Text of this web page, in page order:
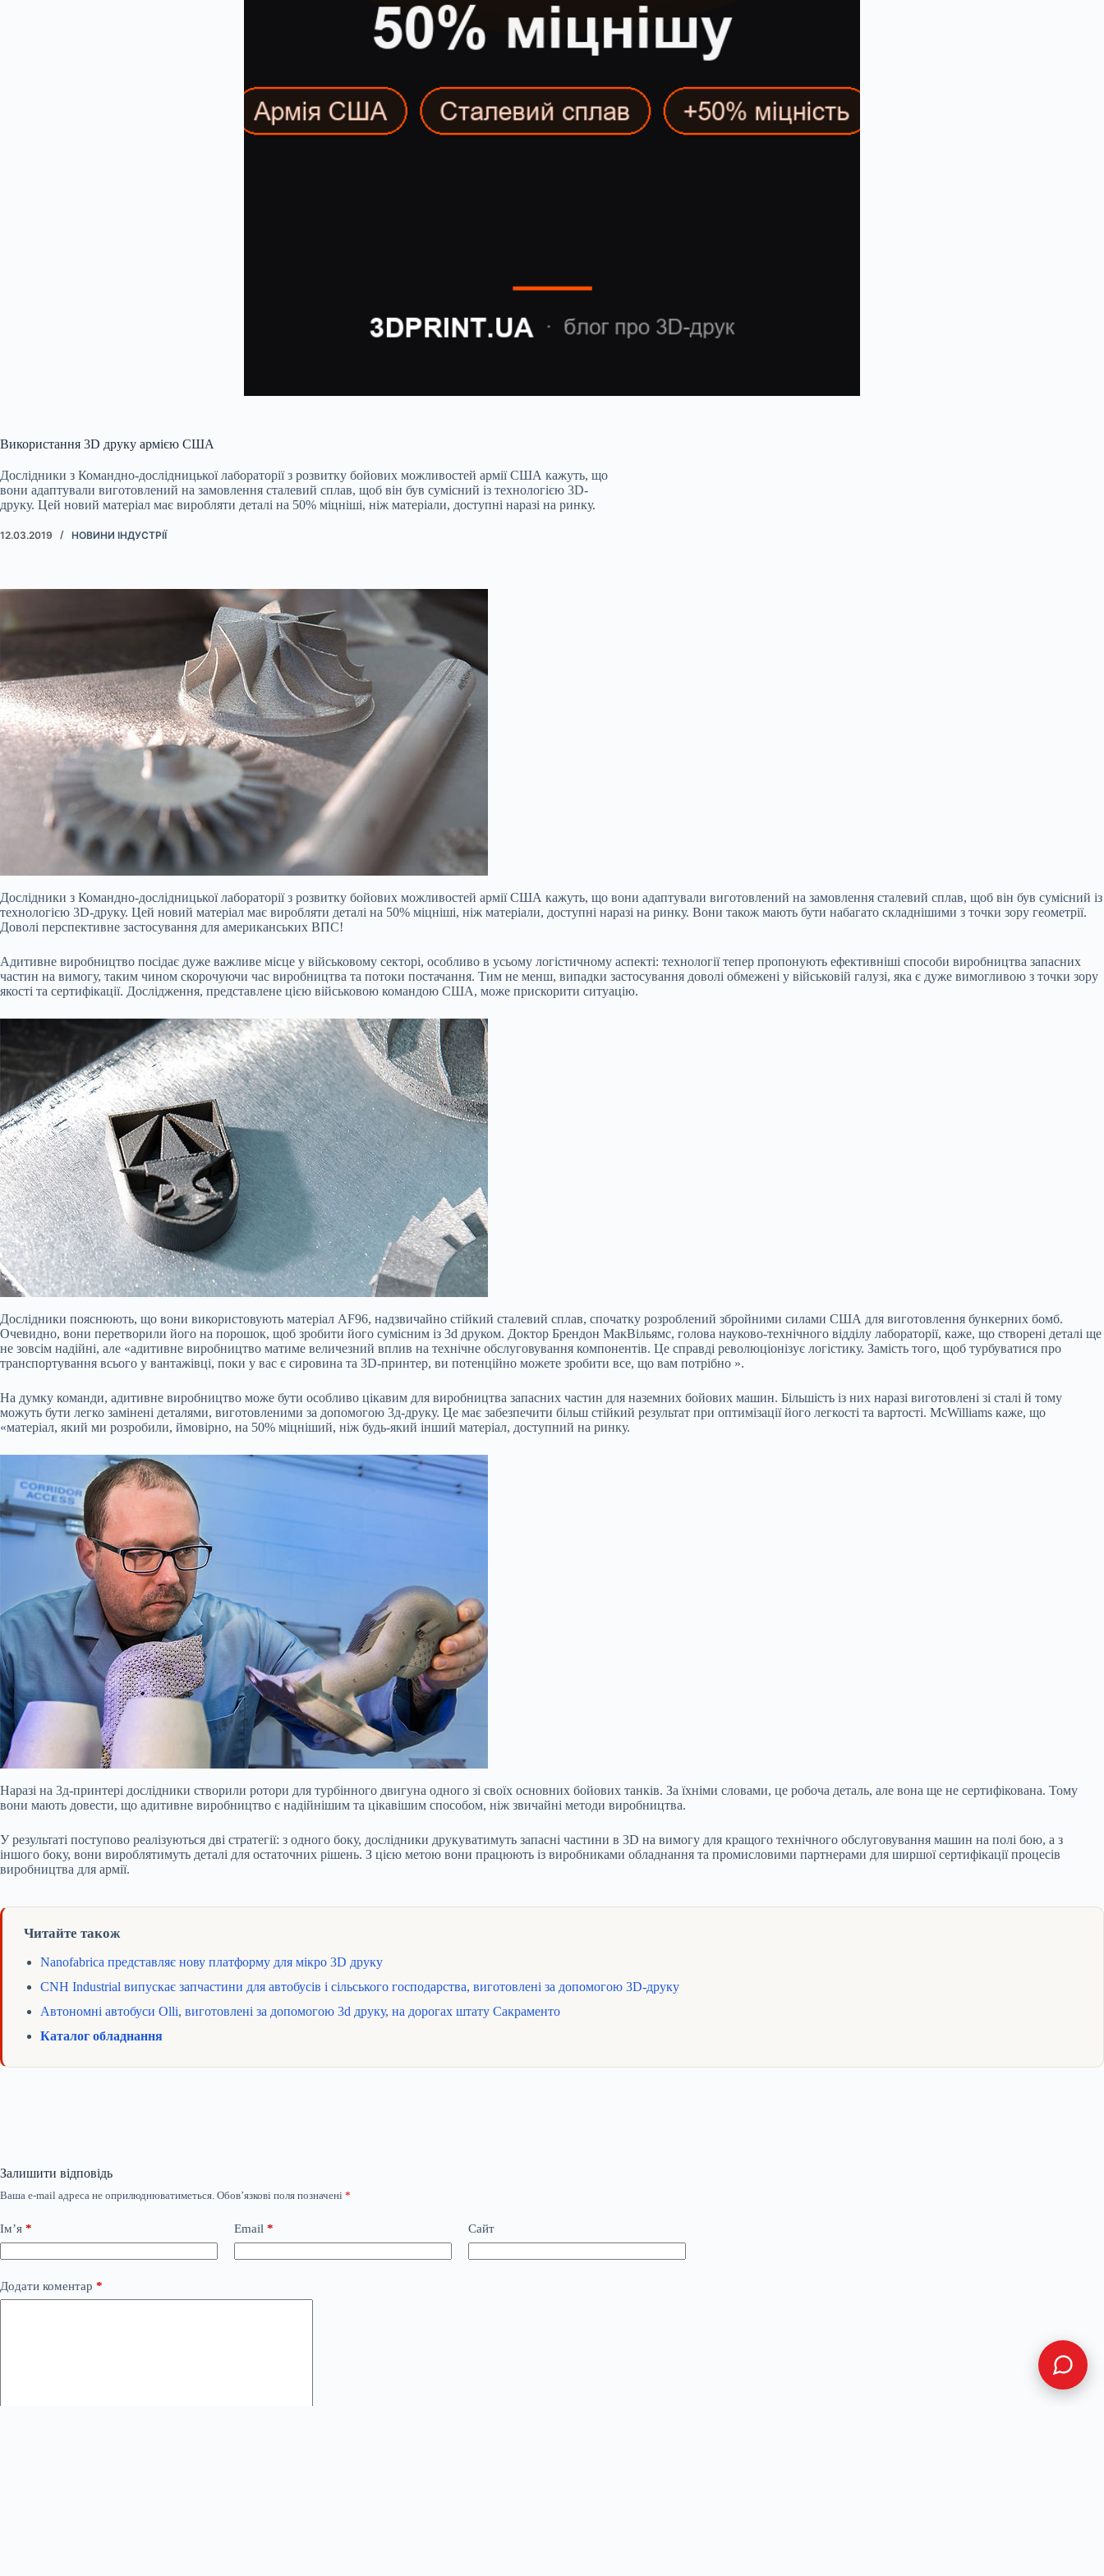
Використання 3D друку армією США
Дослідники з Командно-дослідницької лабораторії з розвитку бойових можливостей армії США кажуть, що
вони адаптували виготовлений на замовлення сталевий сплав, щоб він був сумісний із технологією 3D-
друку. Цей новий матеріал має виробляти деталі на 50% міцніші, ніж матеріали, доступні наразі на ринку.
12.03.2019 НОВИНИ ІНДУСТРІЇ
Дослідники з Командно-дослідницької лабораторії з розвитку бойових можливостей армії США кажуть, що вони адаптували виготовлений на замовлення сталевий сплав, щоб він був сумісний із
технологією 3D-друку. Цей новий матеріал має виробляти деталі на 50% міцніші, ніж матеріали, доступні наразі на ринку. Вони також мають бути набагато складнішими з точки зору геометрії.
Доволі перспективне застосування для американських ВПС!
Адитивне виробництво посідає дуже важливе місце у військовому секторі, особливо в усьому логістичному аспекті: технології тепер пропонують ефективніші способи виробництва запасних
частин на вимогу, таким чином скорочуючи час виробництва та потоки постачання. Тим не менш, випадки застосування доволі обмежені у військовій галузі, яка є дуже вимогливою з точки зору
якості та сертифікації. Дослідження, представлене цією військовою командою США, може прискорити ситуацію.
Дослідники пояснюють, що вони використовують матеріал AF96, надзвичайно стійкий сталевий сплав, спочатку розроблений збройними силами США для виготовлення бункерних бомб.
Очевидно, вони перетворили його на порошок, щоб зробити його сумісним із 3d друком. Доктор Брендон МакВільямс, голова науково-технічного відділу лабораторії, каже, що створені деталі ще
не зовсім надійні, але «адитивне виробництво матиме величезний вплив на технічне обслуговування компонентів. Це справді революціонізує логістику. Замість того, щоб турбуватися про
транспортування всього у вантажівці, поки у вас є сировина та 3D-принтер, ви потенційно можете зробити все, що вам потрібно ».
На думку команди, адитивне виробництво може бути особливо цікавим для виробництва запасних частин для наземних бойових машин. Більшість із них наразі виготовлені зі сталі й тому
можуть бути легко замінені деталями, виготовленими за допомогою 3д-друку. Це має забезпечити більш стійкий результат при оптимізації його легкості та вартості. McWilliams каже, що
«матеріал, який ми розробили, ймовірно, на 50% міцніший, ніж будь-який інший матеріал, доступний на ринку.
Наразі на 3д-принтері дослідники створили ротори для турбінного двигуна одного зі своїх основних бойових танків. За їхніми словами, це робоча деталь, але вона ще не сертифікована. Тому
вони мають довести, що адитивне виробництво є надійнішим та цікавішим способом, ніж звичайні методи виробництва.
У результаті поступово реалізуються дві стратегії: з одного боку, дослідники друкуватимуть запасні частини в 3D на вимогу для кращого технічного обслуговування машин на полі бою, а з
іншого боку, вони вироблятимуть деталі для остаточних рішень. З цією метою вони працюють із виробниками обладнання та промисловими партнерами для ширшої сертифікації процесів
виробництва для армії.
Читайте також
Nanofabrica представляє нову платформу для мікро 3D друку
CNH Industrial випускає запчастини для автобусів і сільського господарства, виготовлені за допомогою 3D-друку
Автономні автобуси Olli, виготовлені за допомогою 3d друку, на дорогах штату Сакраменто
Каталог обладнання
Залишити відповідь
Ваша e-mail адреса не оприлюднюватиметься. Обов’язкові поля позначені *
Ім’я * Email * Сайт
Додати коментар *